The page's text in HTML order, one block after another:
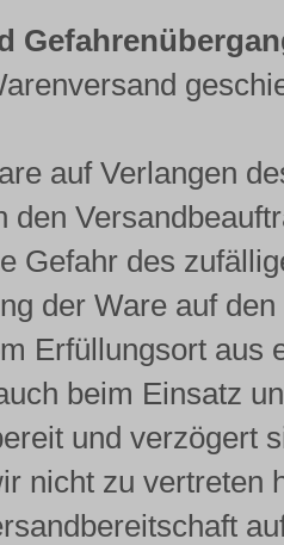
auf Verlangen
den
Gefahr des
der Ware auf
Erfüllungsort aus
beim Einsatz
und verzögert
nicht zu vertreten